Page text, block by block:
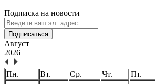
Подписка на новости
Подписаться
Август
2026
Пн. Вт. Ср. Чт. Пт.